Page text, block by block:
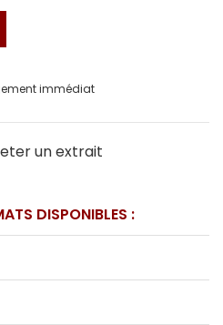
immédiat
un extrait
DISPONIBLES :